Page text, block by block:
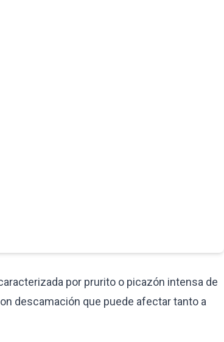
por prurito o picazón intensa de
descamación que puede afectar tanto a